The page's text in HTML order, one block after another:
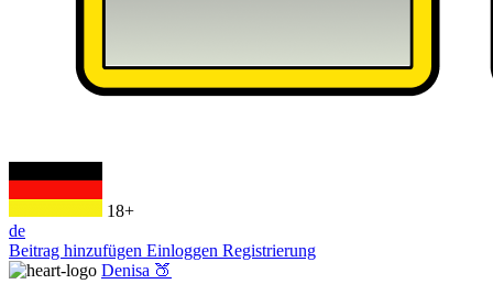
18+
de
Beitrag hinzufügen Einloggen Registrierung
Denisa 🍑